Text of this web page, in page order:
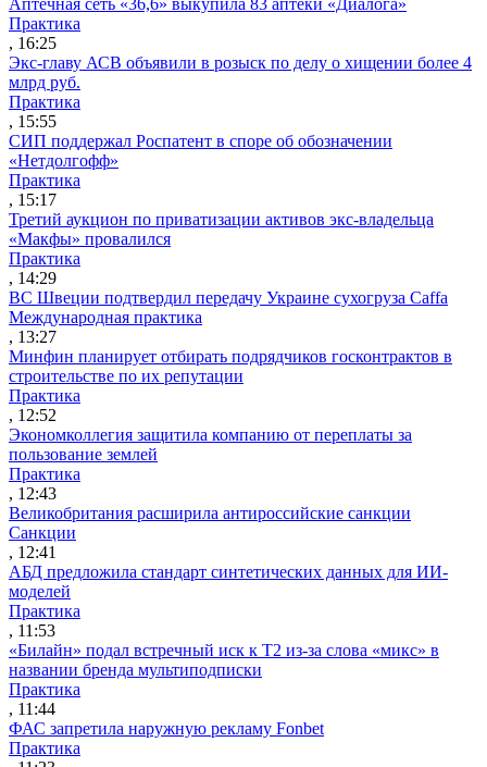
Практика
, 16:25
Экс-главу АСВ объявили в розыск по делу о хищении более 4
млрд руб.
Практика
, 15:55
СИП поддержал Роспатент в споре об обозначении
«Нетдолгофф»
Практика
, 15:17
Третий аукцион по приватизации активов экс-владельца
«Макфы» провалился
Практика
, 14:29
ВС Швеции подтвердил передачу Украине сухогруза Caffa
Международная практика
, 13:27
Минфин планирует отбирать подрядчиков госконтрактов в
строительстве по их репутации
Практика
, 12:52
Экономколлегия защитила компанию от переплаты за
пользование землей
Практика
, 12:43
Великобритания расширила антироссийские санкции
Санкции
, 12:41
АБД предложила стандарт синтетических данных для ИИ-
моделей
Практика
, 11:53
«Билайн» подал встречный иск к Т2 из-за слова «микс» в
названии бренда мультиподписки
Практика
, 11:44
ФАС запретила наружную рекламу Fonbet
Практика